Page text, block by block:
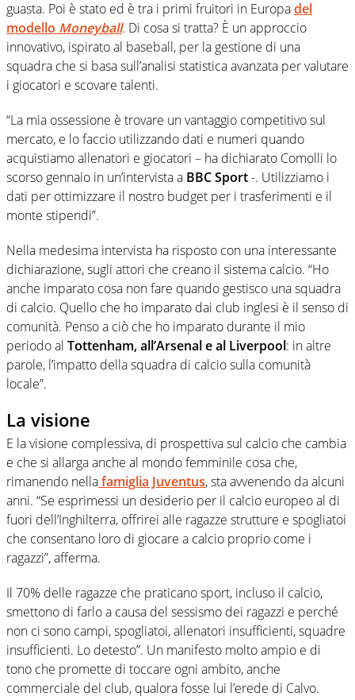
guasta. Poi è stato ed è tra i primi fruitori in Europadel
modello Moneyball. Di cosa si tratta? È un approccio
innovativo, ispirato al baseball, per la gestione di una
squadra che si basa sull’analisi statistica avanzata per valutare
i giocatori e scovare talenti.
“La mia ossessione è trovare un vantaggio competitivo sul
mercato, e lo faccio utilizzando dati e numeri quando
acquistiamo allenatori e giocatori – ha dichiarato Comolli lo
scorso gennaio in un’intervista a BBC Sport-. Utilizziamo i
dati per ottimizzare il nostro budget per i trasferimenti e il
monte stipendi”.
Nella medesima intervista ha risposto con una interessante
dichiarazione, sugli attori che creano il sistema calcio. “Ho
anche imparato cosa non fare quando gestisco una squadra
di calcio. Quello che ho imparato dai club inglesi è il senso di
comunità. Penso a ciò che ho imparato durante il mio
periodo al Tottenham, all’Arsenal e al Liverpool: in altre
parole, l’impatto della squadra di calcio sulla comunità
locale”.
La visione
E la visione complessiva, di prospettiva sul calcio che cambia
e che si allarga anche al mondo femminile cosa che,
rimanendo nellafamiglia Juventus, sta avvenendo da alcuni
anni. “Se esprimessi un desiderio per il calcio europeo al di
fuori dell’Inghilterra, offrirei alle ragazze strutture e spogliatoi
che consentano loro di giocare a calcio proprio come i
ragazzi”, afferma.
Il 70% delle ragazze che praticano sport, incluso il calcio,
smettono di farlo a causa del sessismo dei ragazzi e perché
non ci sono campi, spogliatoi, allenatori insufficienti, squadre
insufficienti. Lo detesto”. Un manifesto molto ampio e di
tono che promette di toccare ogni ambito, anche
commerciale del club, qualora fosse lui l’erede di Calvo.